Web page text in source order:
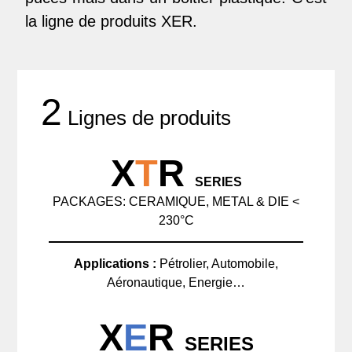
la ligne de produits XER.
2 Lignes de produits
XTR
SERIES
PACKAGES: CERAMIQUE, METAL & DIE <
230°C
Applications : Pétrolier, Automobile,
Aéronautique, Energie…
XER SERIES